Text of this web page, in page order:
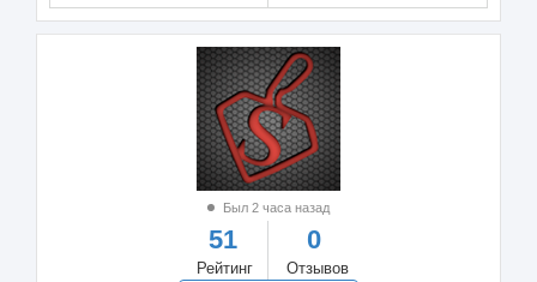
Был 2 часа назад
51
Рейтинг
0
Отзывов